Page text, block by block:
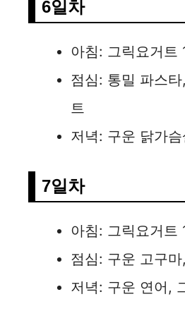
6일차
아침: 그릭요거트
점심: 통밀 파스
트
저녁: 구운 닭가
7일차
아침: 그릭요거트
점심: 구운 고구
저녁: 구운 연어,